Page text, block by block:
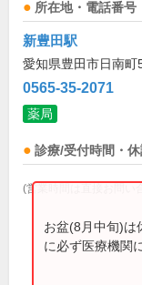
所在地・電話番号
新豊田駅
愛知県豊田市日南町
0565-35-2071
薬局
診療/受付時間・休
(営業時間は直接お問い
お盆(8月中旬)は
に必ず医療機関